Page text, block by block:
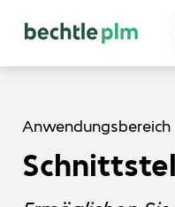
Anwendungsbereich